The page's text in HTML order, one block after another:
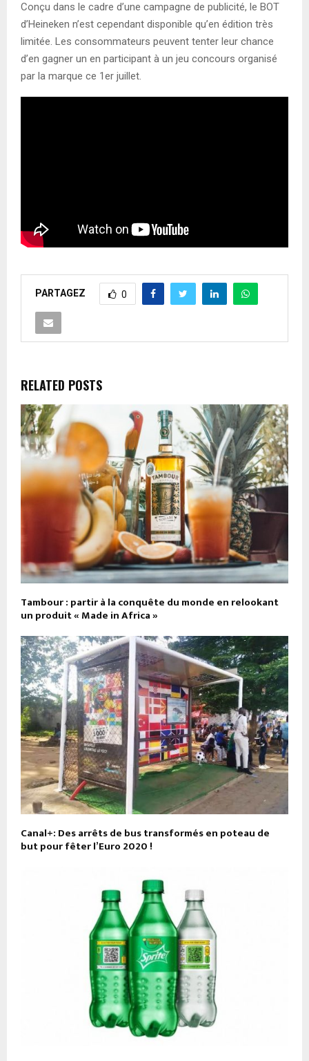
Conçu dans le cadre d’une campagne de publicité, le BOT
d’Heineken n’est cependant disponible qu’en édition très
limitée. Les consommateurs peuvent tenter leur chance
d’en gagner un en participant à un jeu concours organisé
par la marque ce 1er juillet.
PARTAGEZ 0
RELATED POSTS
Tambour : partir à la conquête du monde en relookant
un produit « Made in Africa »
Canal+: Des arrêts de bus transformés en poteau de
but pour fêter l’Euro 2020 !